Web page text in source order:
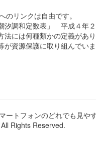
リンクは自由です。
和定数表」 平成４年２
には何種類かの定義があ
資源保護に取り組んでい
トフォンのどれでも見や
All Rights Reserved.